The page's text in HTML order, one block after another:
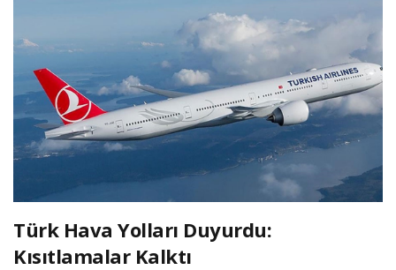
Türk Hava Yolları Duyurdu:
Kısıtlamalar Kalktı